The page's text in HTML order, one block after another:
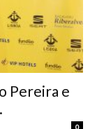
Pereira e
0